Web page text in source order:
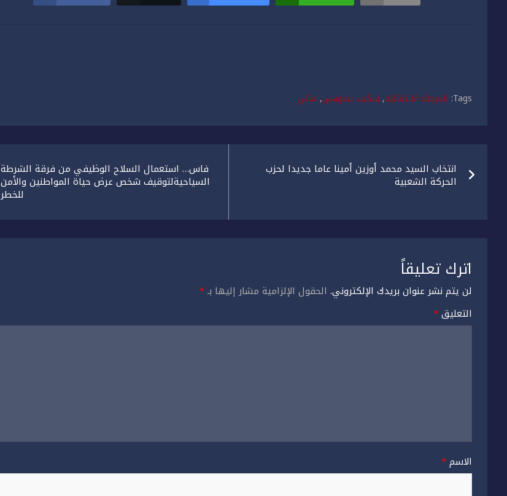
Tags: المرحلة الانتقالية, شكيب بنموسى, مالي
تصفّح
المقالات
انتخاب السيد محمد أوزين أمينا عاما جديدا لحزب
الحركة الشعبية
فاس… استعمال السلاح الوظيفي من فرقة الشرطة
السياحيةلتوقيف شخص عرض حياة المواطنين والأمن
للخطر
اترك تعليقاً
لن يتم نشر عنوان بريدك الإلكتروني. الحقول الإلزامية مشار إليها بـ*
التعليق*
الاسم*